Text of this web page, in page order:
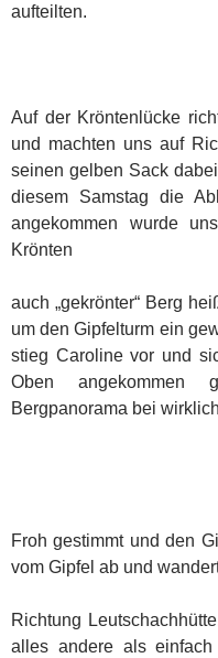
aufteilten.
Auf der Kröntenlücke
und machten uns auf
seinen gelben Sack
diesem Samstag die
angekommen wurde
Krönten
auch „gekrönter“ Berg
um den Gipfelturm ein
stieg Caroline vor und
Oben angekommen
Bergpanorama bei
Froh gestimmt und den
vom Gipfel ab und
Richtung
alles andere als